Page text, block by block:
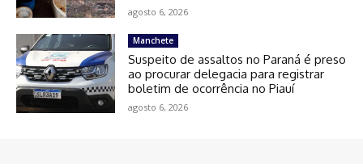
agosto 6, 2026
Manchete
Suspeito de assaltos no Paraná é preso
ao procurar delegacia para registrar
boletim de ocorrência no Piauí
agosto 6, 2026